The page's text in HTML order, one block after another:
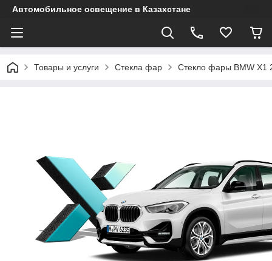
Автомобильное освещение в Казахстане
Товары и услуги Стекла фар Стекло фары BMW X1